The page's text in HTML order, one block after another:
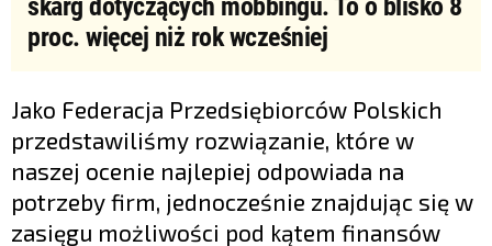
skarg dotyczących mobbingu. To o blisko 8
proc. więcej niż rok wcześniej
Jako Federacja Przedsiębiorców Polskich
przedstawiliśmy rozwiązanie, które w
naszej ocenie najlepiej odpowiada na
potrzeby firm, jednocześnie znajdując się w
zasięgu możliwości pod kątem finansów